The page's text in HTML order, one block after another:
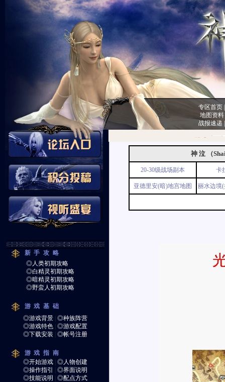
专区首页
地图资料
战报速递
新手攻略
◎人类初期攻略
◎白精灵初期攻略
◎暗精灵初期攻略
◎野蛮人初期攻略
游戏基础
◎游戏背景 |◎种族阵营
◎游戏特色 |◎游戏配置
◎下载安装
|◎帐号注册
游戏指南
◎开始游戏 |◎人物创建
◎操作指引
|◎界面说明
◎技能说明
|◎配点方式
神 泣 （
20-30级战场副本 卡
亚德里安(暗)地宫地图 丽水边境